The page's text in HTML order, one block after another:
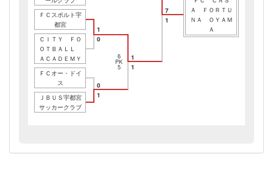
7
ＦＣスポルト宇
都宮
1
ＣＩＴＹ ＦＯ
ＯＴＢＡＬＬ
ＡＣＡＤＥＭＹ
0
1
PK
6
ＦＣオー・ドイ
ス
0
ＪＢＵＳ宇都宮
サッカークラブ
1
1
5
1
Ａ ＦＯＲＴＵ
ＮＡ ＯＹＡＭ
Ａ